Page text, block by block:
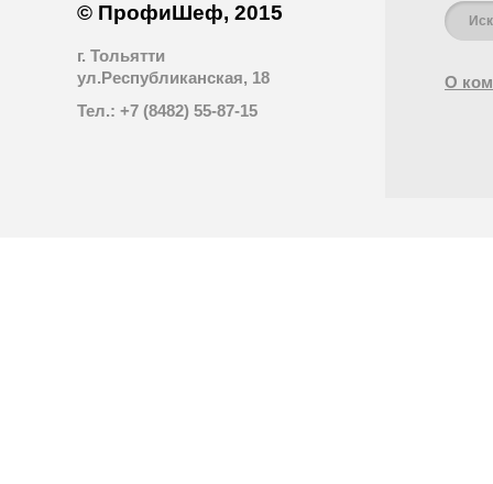
© ПрофиШеф, 2015
г. Тольятти
ул.Республиканская, 18
Тел.: +7 (8482) 55-87-15
О